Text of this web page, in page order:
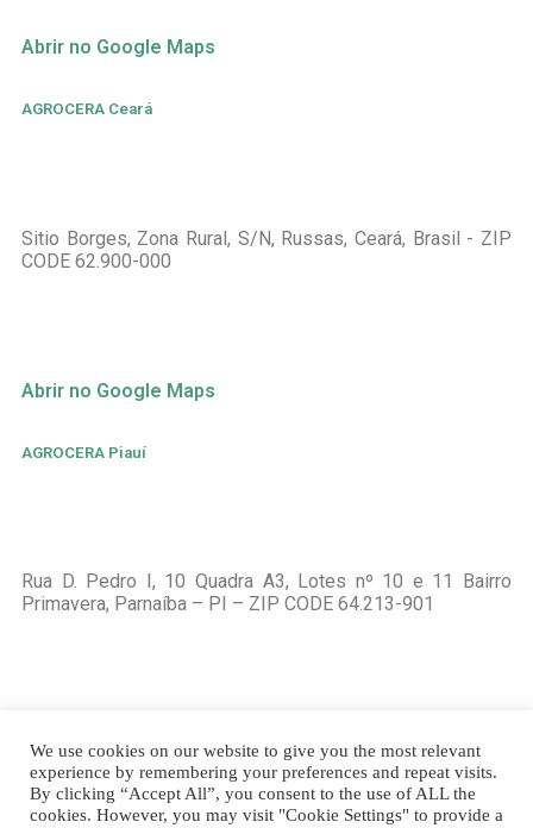
Abrir no Google Maps
AGROCERA Ceará
Sitio Borges, Zona Rural, S/N, Russas, Ceará, Brasil - ZIP
CODE 62.900-000
Abrir no Google Maps
AGROCERA Piauí
Rua D. Pedro I, 10 Quadra A3, Lotes nº 10 e 11 Bairro
Primavera, Parnaíba – PI – ZIP CODE 64.213-901
Copyright © Agrocera - 2020
We use cookies on our website to give you the most relevant
experience by remembering your preferences and repeat visits.
By clicking “Accept All”, you consent to the use of ALL the
cookies. However, you may visit "Cookie Settings" to provide a